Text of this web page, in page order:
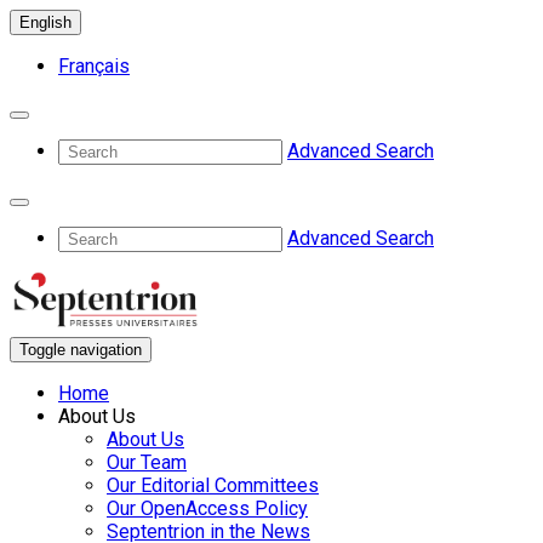
English
Français
Advanced Search
Advanced Search
Toggle navigation
Home
About Us
About Us
Our Team
Our Editorial Committees
Our OpenAccess Policy
Septentrion in the News